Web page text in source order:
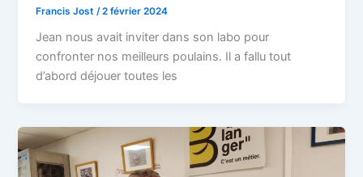
Francis Jost /2 février 2024
Jean nous avait inviter dans son labo pour
confronter nos meilleurs poulains. Il a fallu tout
d’abord déjouer toutes les